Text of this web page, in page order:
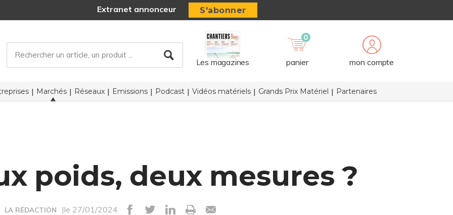
Extranet annonceur S'abonner
Les magazines
0
panier mon compte
Marchés Réseaux Emissions Podcast Vidéos matériels Grands Prix Matériel Partenaires
poids, deux mesures ?
LA RÉDACTION |le 27/01/2024